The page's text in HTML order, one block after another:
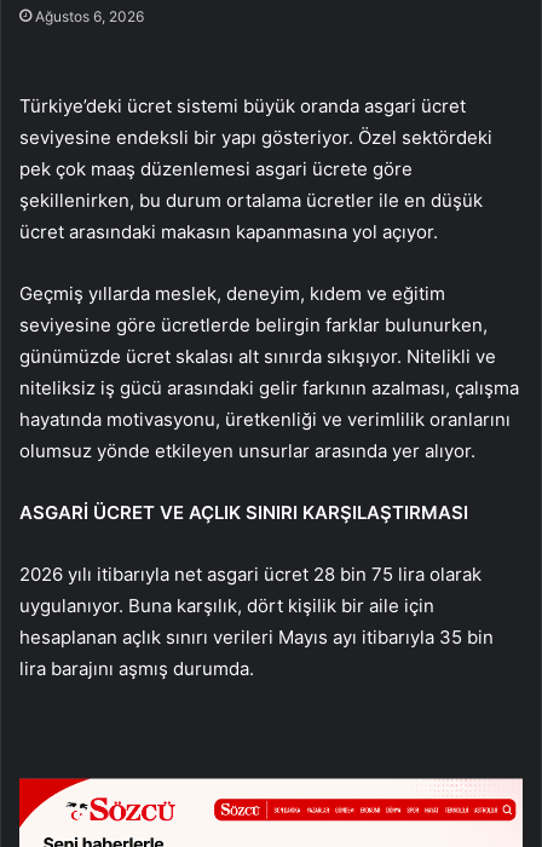
Ağustos 6, 2026
Türkiye’deki ücret sistemi büyük oranda asgari ücret
seviyesine endeksli bir yapı gösteriyor. Özel sektördeki
pek çok maaş düzenlemesi asgari ücrete göre
şekillenirken, bu durum ortalama ücretler ile en düşük
ücret arasındaki makasın kapanmasına yol açıyor.
Geçmiş yıllarda meslek, deneyim, kıdem ve eğitim
seviyesine göre ücretlerde belirgin farklar bulunurken,
günümüzde ücret skalası alt sınırda sıkışıyor. Nitelikli ve
niteliksiz iş gücü arasındaki gelir farkının azalması, çalışma
hayatında motivasyonu, üretkenliği ve verimlilik oranlarını
olumsuz yönde etkileyen unsurlar arasında yer alıyor.
ASGARİ ÜCRET VE AÇLIK SINIRI KARŞILAŞTIRMASI
2026 yılı itibarıyla net asgari ücret 28 bin 75 lira olarak
uygulanıyor. Buna karşılık, dört kişilik bir aile için
hesaplanan açlık sınırı verileri Mayıs ayı itibarıyla 35 bin
lira barajını aşmış durumda.